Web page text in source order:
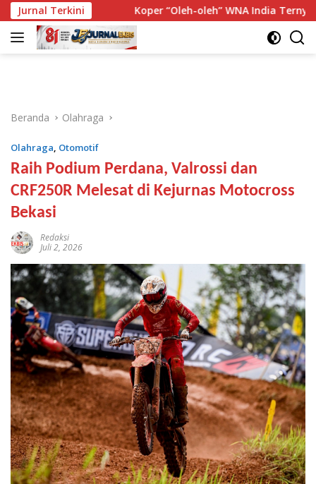
Langsung
ke
konten
Jurnal Terkini
Risiko Koper “Oleh-oleh” WNA India Ternyata Berisi
Beranda Olahraga
Olahraga, Otomotif
Raih Podium Perdana, Valrossi dan
CRF250R Melesat di Kejurnas Motocross
Bekasi
Redaksi
Juli 2, 2026